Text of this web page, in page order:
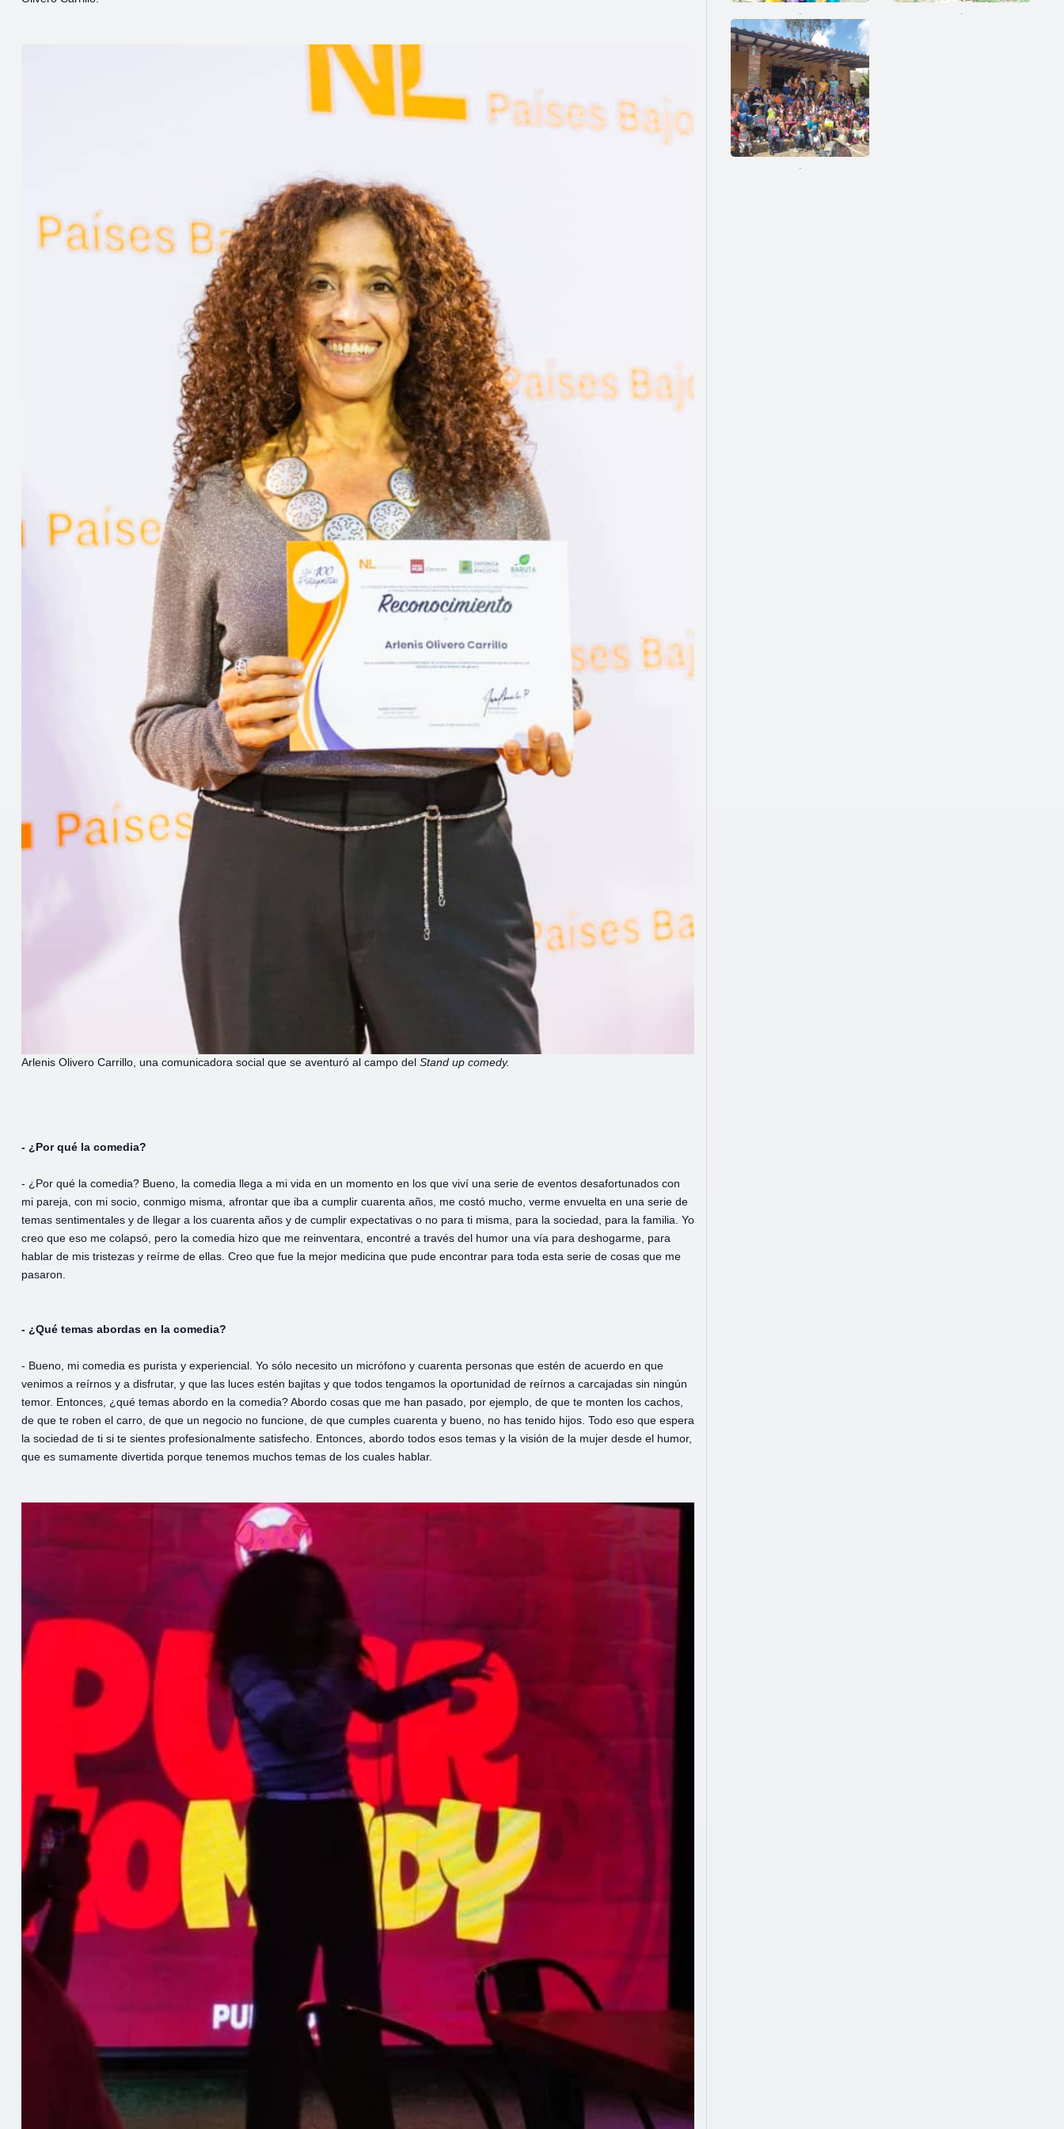
Arlenis Olivero Carrillo, una comunicadora social que se aventuró al campo del Stand up comedy.
- ¿Por qué la comedia?
- ¿Por qué la comedia? Bueno, la comedia llega a mi vida en un momento en los que viví una serie de eventos desafortunados con
mi pareja, con mi socio, conmigo misma, afrontar que iba a cumplir cuarenta años, me costó mucho, verme envuelta en una serie de
temas sentimentales y de llegar a los cuarenta años y de cumplir expectativas o no para ti misma, para la sociedad, para la familia. Yo
creo que eso me colapsó, pero la comedia hizo que me reinventara, encontré a través del humor una vía para deshogarme, para
hablar de mis tristezas y reírme de ellas. Creo que fue la mejor medicina que pude encontrar para toda esta serie de cosas que me
pasaron.
- ¿Qué temas abordas en la comedia?
- Bueno, mi comedia es purista y experiencial. Yo sólo necesito un micrófono y cuarenta personas que estén de acuerdo en que
venimos a reírnos y a disfrutar, y que las luces estén bajitas y que todos tengamos la oportunidad de reírnos a carcajadas sin ningún
temor. Entonces, ¿qué temas abordo en la comedia? Abordo cosas que me han pasado, por ejemplo, de que te monten los cachos,
de que te roben el carro, de que un negocio no funcione, de que cumples cuarenta y bueno, no has tenido hijos. Todo eso que espera
la sociedad de ti si te sientes profesionalmente satisfecho. Entonces, abordo todos esos temas y la visión de la mujer desde el humor,
que es sumamente divertida porque tenemos muchos temas de los cuales hablar.
. .
.